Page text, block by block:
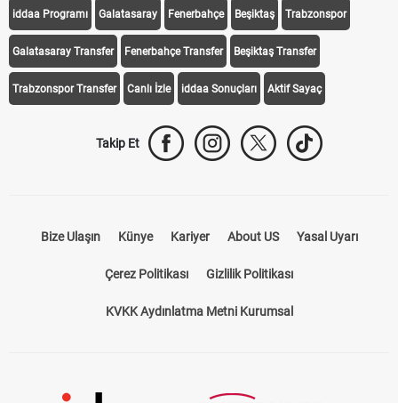
iddaa Programı Galatasaray Fenerbahçe Beşiktaş Trabzonspor
Galatasaray Transfer Fenerbahçe Transfer Beşiktaş Transfer
Trabzonspor Transfer Canlı İzle iddaa Sonuçları Aktif Sayaç
Takip Et
Bize Ulaşın Künye Kariyer About US Yasal Uyarı
Çerez Politikası Gizlilik Politikası
KVKK Aydınlatma Metni Kurumsal